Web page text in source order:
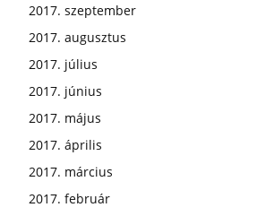
2017. szeptember
2017. augusztus
2017. július
2017. június
2017. május
2017. április
2017. március
2017. február